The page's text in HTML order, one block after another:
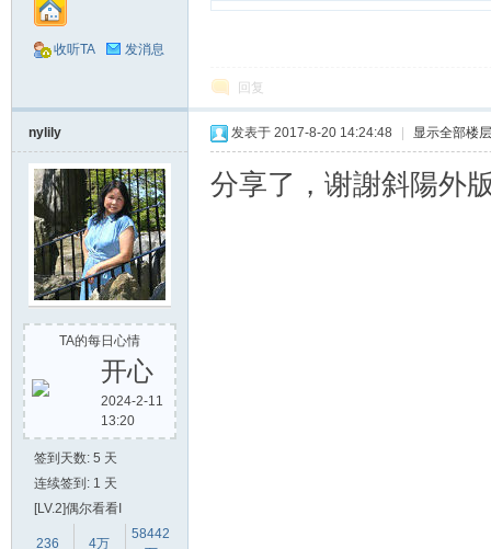
收听TA 发消息
回复
nylily
TA的每日心情
开心
2024-2-11
13:20
签到天数: 5 天
连续签到: 1 天
[LV.2]偶尔看看I
236
4万
58442
发表于 2017-8-20 14:24:48 显示全部楼层
分享了，谢謝斜陽外